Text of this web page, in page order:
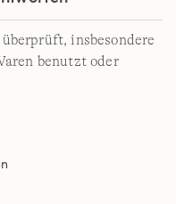
insbesondere
benutzt oder